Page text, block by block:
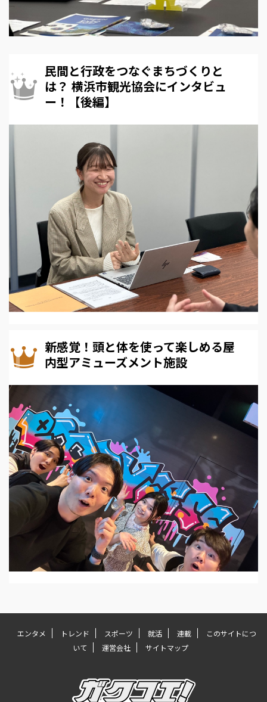
民間と行政をつなぐまちづくりと
は？ 横浜市観光協会にインタビュ
ー！【後編】
新感覚！頭と体を使って楽しめる屋
内型アミューズメント施設
エンタメ トレンド スポーツ 就活 連載
このサイトにつ
いて
運営会社 サイトマップ